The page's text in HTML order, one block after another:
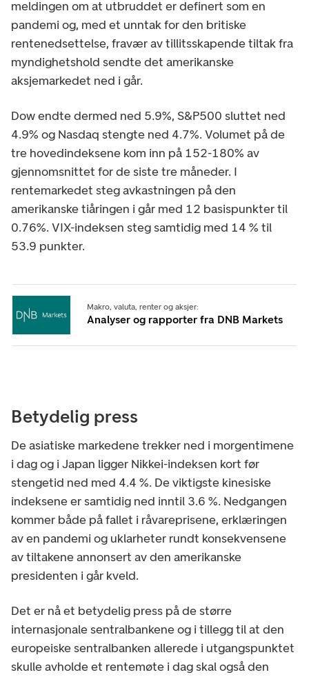
meldingen om at utbruddet er definert som en
pandemi og, med et unntak for den britiske
rentenedsettelse, fravær av tillitsskapende tiltak fra
myndighetshold sendte det amerikanske
aksjemarkedet ned i går.
Dow endte dermed ned 5.9%, S&P500 sluttet ned
4.9% og Nasdaq stengte ned 4.7%. Volumet på de
tre hovedindeksene kom inn på 152-180% av
gjennomsnittet for de siste tre måneder. I
rentemarkedet steg avkastningen på den
amerikanske tiåringen i går med 12 basispunkter til
0.76%. VIX-indeksen steg samtidig med 14 % til
53.9 punkter.
Makro, valuta, renter og aksjer:
Analyser og rapporter fra DNB Markets
Betydelig press
De asiatiske markedene trekker ned i morgentimene
i dag og i Japan ligger Nikkei-indeksen kort før
stengetid ned med 4.4 %. De viktigste kinesiske
indeksene er samtidig ned inntil 3.6 %. Nedgangen
kommer både på fallet i råvareprisene, erklæringen
av en pandemi og uklarheter rundt konsekvensene
av tiltakene annonsert av den amerikanske
presidenten i går kveld.
Det er nå et betydelig press på de større
internasjonale sentralbankene og i tillegg til at den
europeiske sentralbanken allerede i utgangspunktet
skulle avholde et rentemøte i dag skal også den